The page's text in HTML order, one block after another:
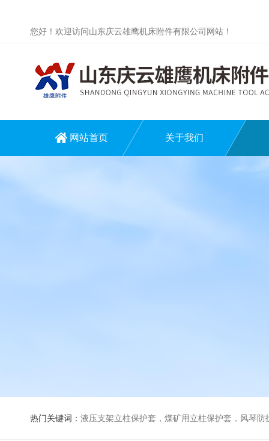
您好！欢迎访问山东庆云雄鹰机床附件有限公司网站！
网站首页 关于我们
热门关键词： 液压支架立柱保护套，煤矿用立柱保护套，风琴